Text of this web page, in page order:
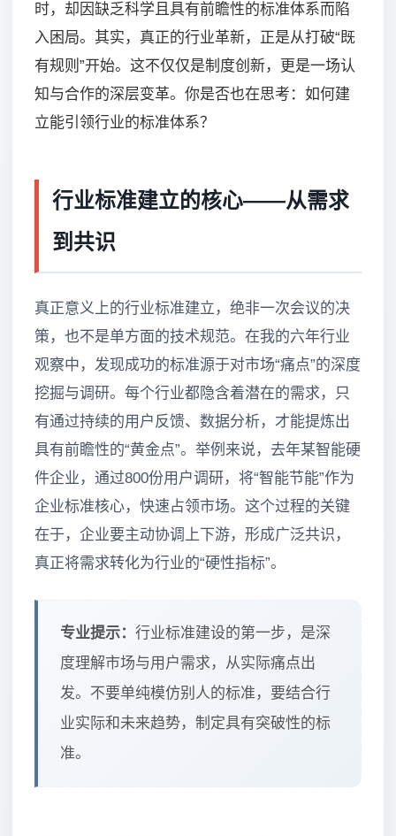
时，却因缺乏科学且具有前瞻性的标准体系而陷
入困局。其实，真正的行业革新，正是从打破“既
有规则”开始。这不仅仅是制度创新，更是一场认
知与合作的深层变革。你是否也在思考：如何建
立能引领行业的标准体系？
行业标准建立的核心——从需求
到共识
真正意义上的行业标准建立，绝非一次会议的决
策，也不是单方面的技术规范。在我的六年行业
观察中，发现成功的标准源于对市场“痛点”的深度
挖掘与调研。每个行业都隐含着潜在的需求，只
有通过持续的用户反馈、数据分析，才能提炼出
具有前瞻性的“黄金点”。举例来说，去年某智能硬
件企业，通过800份用户调研，将“智能节能”作为
企业标准核心，快速占领市场。这个过程的关键
在于，企业要主动协调上下游，形成广泛共识，
真正将需求转化为行业的“硬性指标”。
专业提示： 行业标准建设的第一步，是深
度理解市场与用户需求，从实际痛点出
发。不要单纯模仿别人的标准，要结合行
业实际和未来趋势，制定具有突破性的标
准。